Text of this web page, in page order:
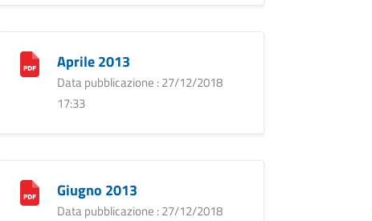
Aprile 2013
Data pubblicazione : 27/12/2018
17:33
Giugno 2013
Data pubblicazione : 27/12/2018